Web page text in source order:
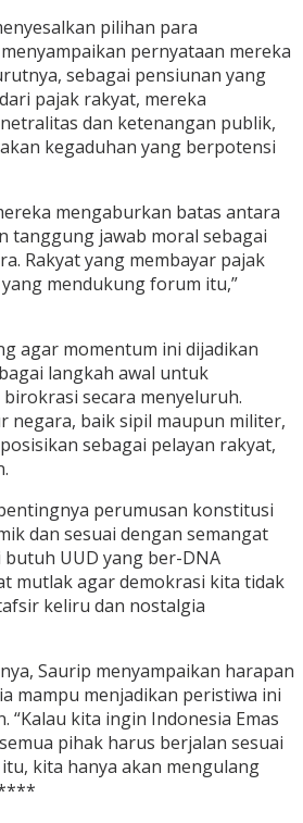
pilihan para
pernyataan mereka
sebagai pensiunan yang
pajak rakyat, mereka
dan ketenangan publik,
kegaduhan yang berpotensi
mengaburkan batas antara
tanggung jawab moral sebagai
Rakyat yang membayar pajak
mendukung forum itu,”
agar momentum ini dijadikan
langkah awal untuk
secara menyeluruh.
negara, baik sipil maupun militer,
sebagai pelayan rakyat,
perumusan konstitusi
dan sesuai dengan semangat
butuh UUD yang ber-DNA
mutlak agar demokrasi kita tidak
keliru dan nostalgia
Saurip menyampaikan harapan
mampu menjadikan peristiwa ini
“Kalau kita ingin Indonesia Emas
pihak harus berjalan sesuai
kita hanya akan mengulang